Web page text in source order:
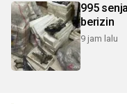
995
berizin
9 jam lalu